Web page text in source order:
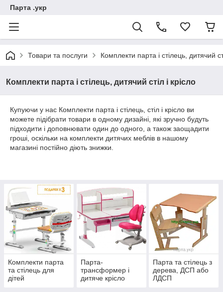
Парта .укр
Товари та послуги Комплекти парта і стілець, дитячий
Комплекти парта і стілець, дитячий стіл і крісло
Купуючи у нас Комплекти парта і стілець, стіл і крісло ви
можете підібрати товари в одному дизайні, які зручно будуть
підходити і доповнювати один до одного, а також заощадити
гроші, оскільки на комплекти дитячих меблів в нашому
магазині постійно діють знижки.
Комплекти парта
та стілець для
дітей
Парта-
трансформер і
дитяче крісло
Парта та стілець з
дерева, ДСП або
ЛДСП